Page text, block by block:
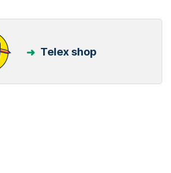
Telex shop